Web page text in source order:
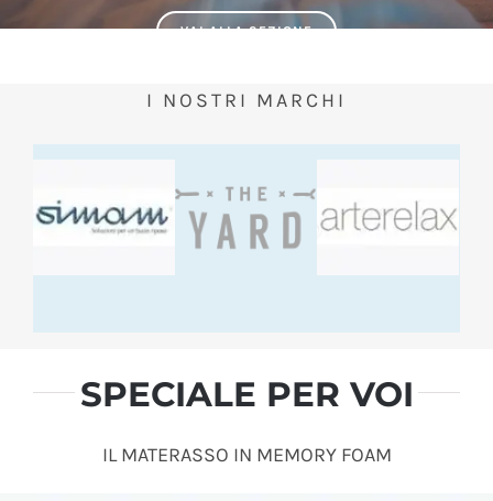
VAI ALLA SEZIONE
I NOSTRI MARCHI
SPECIALE PER VOI
IL MATERASSO IN MEMORY FOAM